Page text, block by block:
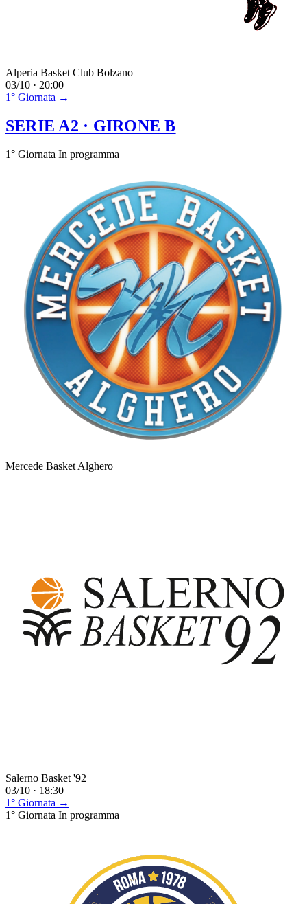
Alperia Basket Club Bolzano
03/10 · 20:00
1° Giornata →
SERIE A2 · GIRONE B
1° Giornata In programma
Mercede Basket Alghero
Salerno Basket '92
03/10 · 18:30
1° Giornata →
1° Giornata In programma